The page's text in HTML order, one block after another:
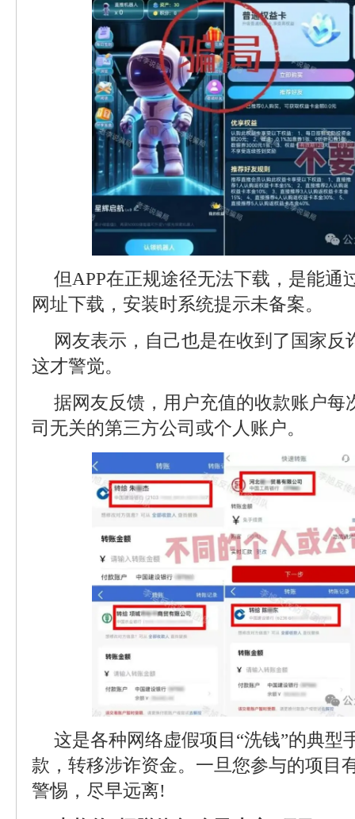
但APP在正规途径无法下载，是能通
网址下载，安装时系统提示未备案。
网友表示，自己也是在收到了国家反
这才警觉。
据网友反馈，用户充值的收款账户每
司无关的第三方公司或个人账户。
这是各种网络虚假项目“洗钱”的典型
款，转移涉诈资金。一旦您参与的项目
警惕，尽早远离!